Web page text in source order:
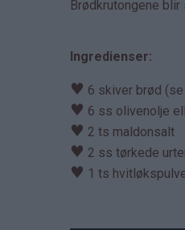
Brødkrutongene
Ingredienser:
♥ 6 skiver brød
♥ 6 ss olivenolje
♥ 2 ts maldonsalt
♥ 2 ss tørkede
♥ 1 ts